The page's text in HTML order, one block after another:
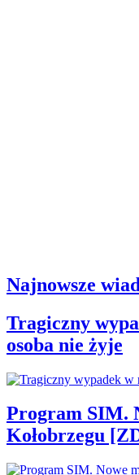
Najnowsze
Tragiczny
osoba nie żyje
Program SIM.
Kołobrzegu